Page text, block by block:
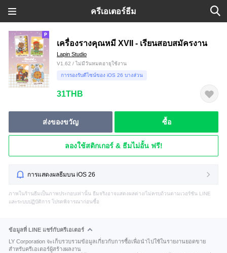
ครีเอเตอร์ธีม
เครื่องรางคุณหมี XVII - เรียนสอบสมัครงาน
Lapin Studio
V1.62 / ไม่มีวันหมดอายุใช้งาน
การรองรับดีไซน์ของ iOS 26 บางส่วน
31THB
ส่งของขวัญ ซื้อ
ลองใช้สติกเกอร์ & ธีมไม่อั้น ฟรี!
การแสดงผลธีมบน iOS 26
ภาพในร้านธีมเป็นภาพประกอบเท่านั้น ธีมจริงอาจแสดงผลต่าง/ไม่ครบถ้วนตามเวอร์ชัน LINE
และระบบปฏิบัติการ โปรดพิจารณาก่อนซื้อ
ข้อมูลที่ LINE แชร์กับครีเอเตอร์
LY Corporation จะเก็บรวบรวมข้อมูลเกี่ยวกับการซื้อเพื่อนำไปใช้ในรายงานยอดขาย
สำหรับครีเอเตอร์ผู้สร้างผลงาน